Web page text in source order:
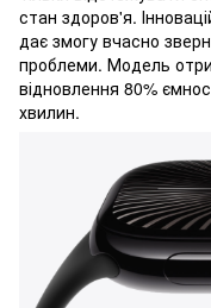
стан здоров'я.
дає змогу вчасно
проблеми. Модель
відновлення 80%
хвилин.